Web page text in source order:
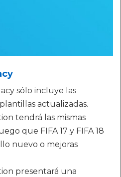
sólo incluye las
actualizadas.
tendrá las mismas
que FIFA 17 y FIFA 18
nuevo o mejoras
presentará una